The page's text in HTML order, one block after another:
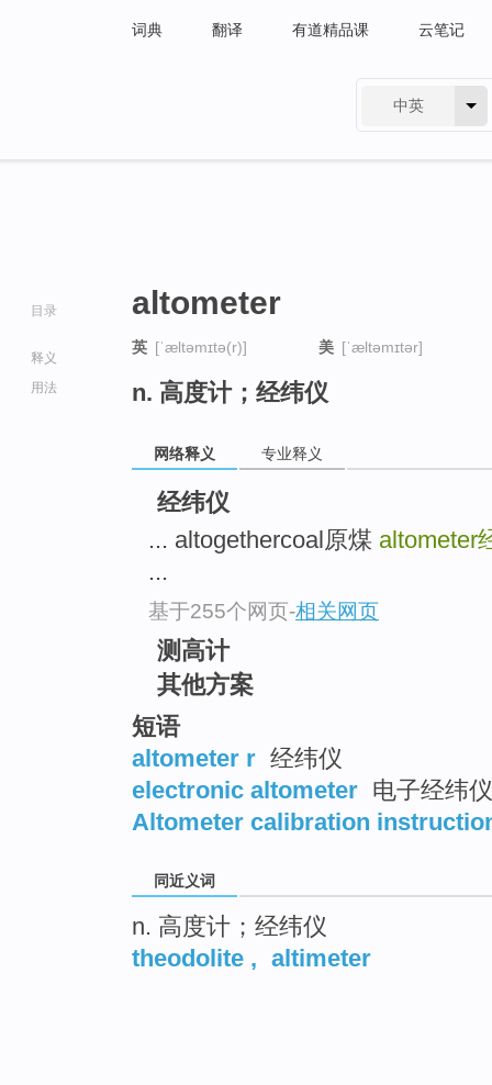
词典 翻译 有道精品课 云笔记
中英
目录
释义
用法
altometer
英 [ˈæltəmɪtə(r)] 美 [ˈæltəmɪtər]
n. 高度计；经纬仪
网络释义 专业释义
经纬仪
... altogethercoal原煤 altometer
...
基于255个网页-相关网页
测高计
其他方案
短语
altometer r 经纬仪
electronic altometer 电子经纬仪
Altometer calibration
同近义词
n. 高度计；经纬仪
theodolite , altimeter